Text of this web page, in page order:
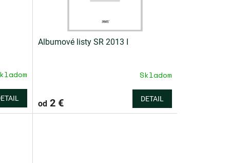
Albumové listy SR 2013 I
Skladom
od2 € DETAIL